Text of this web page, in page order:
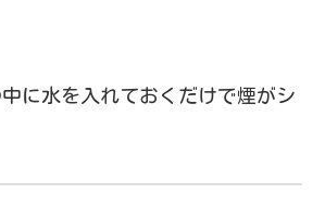
に水を入れておくだけで煙がシ